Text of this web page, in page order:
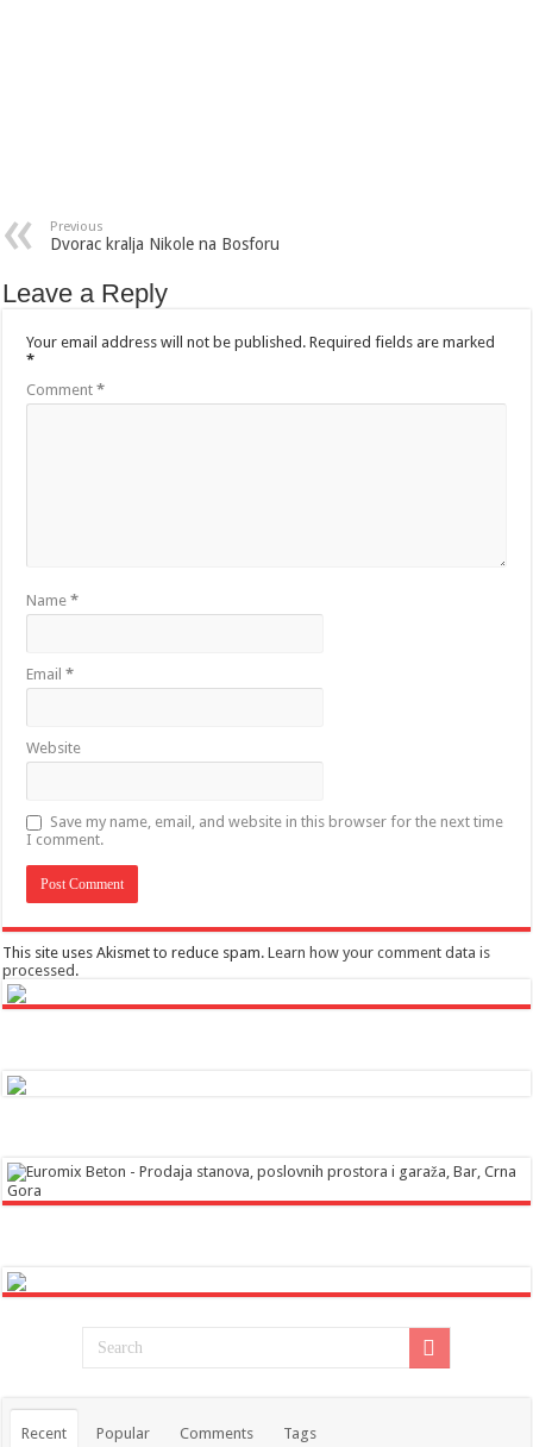
Previous
Dvorac kralja Nikole na Bosforu
Leave a Reply
Your email address will not be published. Required fields are marked
*
Comment*
Name*
Email*
Website
Save my name, email, and website in this browser for the next time
I comment.
This site uses Akismet to reduce spam.Learn how your comment data is
processed .
Recent Popular Comments Tags